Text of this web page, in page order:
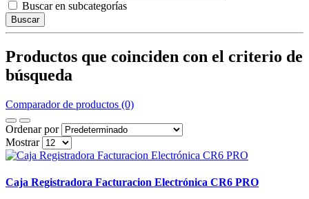
Buscar en subcategorías
Buscar
Productos que coinciden con el criterio de
búsqueda
Comparador de productos (0)
Ordenar por
Mostrar
Caja Registradora Facturacion Electrónica CR6 PRO